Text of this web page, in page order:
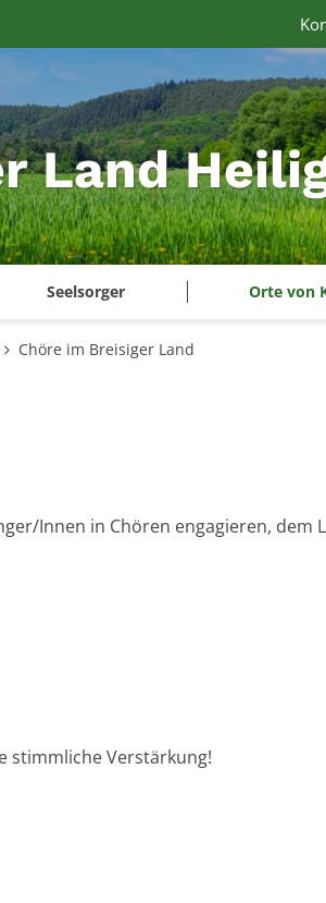
Land
Seelsorger Orte von
Chöre im Breisiger Land
Innen in Chören engagieren, dem
stimmliche Verstärkung!